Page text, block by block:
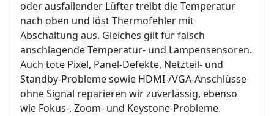
oder ausfallender Lüfter treibt die Temperatur
nach oben und löst Thermofehler mit
Abschaltung aus. Gleiches gilt für falsch
anschlagende Temperatur- und Lampensensoren.
Auch tote Pixel, Panel-Defekte, Netzteil- und
Standby-Probleme sowie HDMI-/VGA-Anschlüsse
ohne Signal reparieren wir zuverlässig, ebenso
wie Fokus-, Zoom- und Keystone-Probleme.